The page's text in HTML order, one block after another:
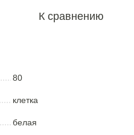
К сравнению
80
клетка
белая